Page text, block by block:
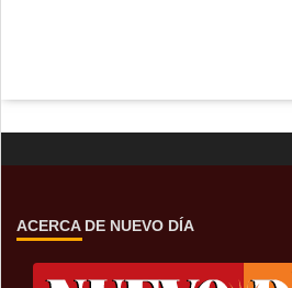
ACERCA DE NUEVO DÍA